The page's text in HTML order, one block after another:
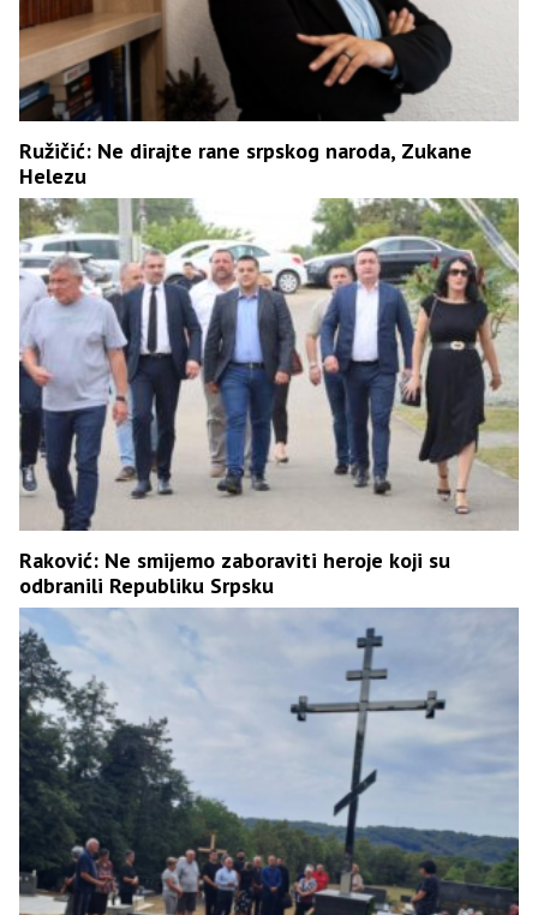
Ružičić: Ne dirajte rane srpskog naroda, Zukane
Helezu
Raković: Ne smijemo zaboraviti heroje koji su
odbranili Republiku Srpsku